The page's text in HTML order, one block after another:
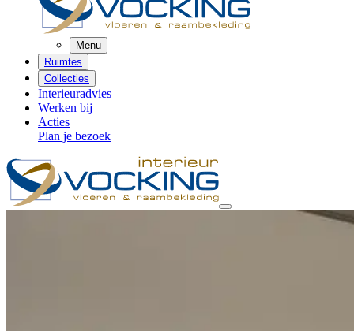
Menu
Ruimtes
Collecties
Interieuradvies
Werken bij
Acties
Plan je bezoek